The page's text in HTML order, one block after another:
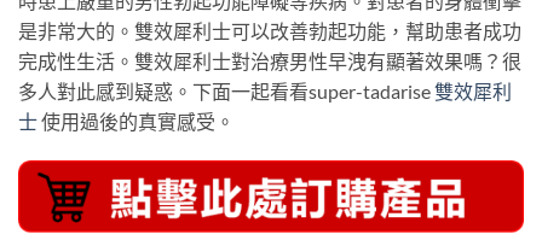
是非常大的。雙效犀利士可以改善勃起功能，幫助患者成功
完成性生活。雙效犀利士對治療男性早洩有顯著效果嗎？很
多人對此感到疑惑。下面一起看看super-tadarise雙效犀利
士使用過後的真實感受。